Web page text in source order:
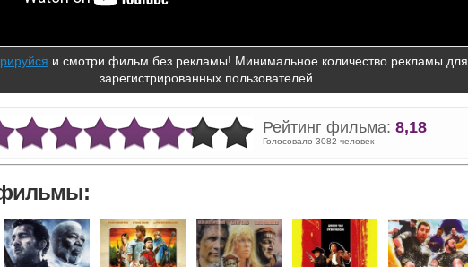
и смотри фильм без рекламы! Минимальное количество рекламы для
зарегистрированных пользователей.
Рейтинг фильма: 8,18
Голосовало 3082 человек